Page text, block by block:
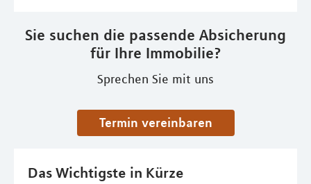
Sie suchen die passende Absicherung
für Ihre Immobilie?
Sprechen Sie mit uns
Termin vereinbaren
Das Wichtigste in Kürze